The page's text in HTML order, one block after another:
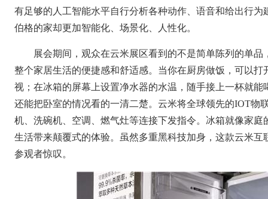
有足够的人工智能水平自行分析各种动作、语音和给出行
伯格的家却更加智能化、场景化、人性化。
展会期间，观众在云米展区看到的不是简单陈列的单
整个家居生活的便捷感和舒适感。当你在厨房做饭，可以打
视；在冰箱的屏幕上设置净水器的水温，随手接上一杯就
还能把卧室的情况看的一清二楚。云米将全球领先的IOT物
机、洗碗机、空调、燃气灶等连接下发指令。冰箱就像家
生活带来颠覆式的体验。虽然多重黑科技加身，这款云米互
参观者惊叹。